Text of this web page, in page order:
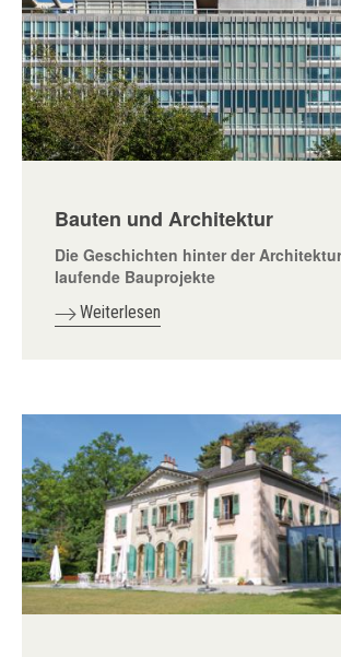
Bauten und Architektur
Die Geschichten hinter der
laufende Bauprojekte
Weiterlesen